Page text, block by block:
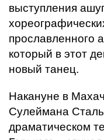
выступления
прославленного
который в этот
новый танец.
Накануне в
Сулеймана
драматическом